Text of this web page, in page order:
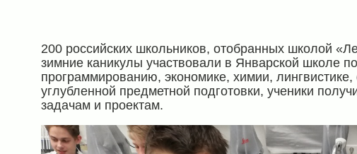
200 российских школьников, отобранных школой
зимние каникулы участвовали в Январской школе
программированию, экономике, химии,
углубленной предметной подготовки, ученики
задачам и проектам.